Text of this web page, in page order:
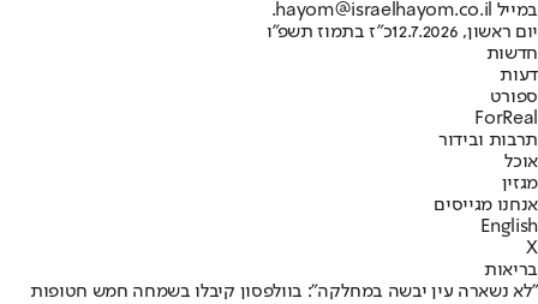
במייל hayom@israelhayom.co.il.
יום ראשון, 12.7.2026
כ"ז בתמוז תשפ"ו
חדשות
דעות
ספורט
ForReal
תרבות ובידור
אוכל
מגזין
אנחנו מגייסים
English
X
בריאות
"לא נשארה עין יבשה במחלקה": בוולפסון קיבלו בשמחה חמש חטופות